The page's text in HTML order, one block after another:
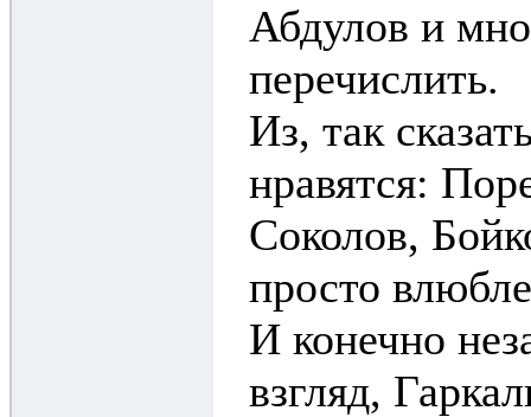
Абдулов и
перечислить.
Из, так
нравятся:
Соколов,
просто
И конечно
взгляд,